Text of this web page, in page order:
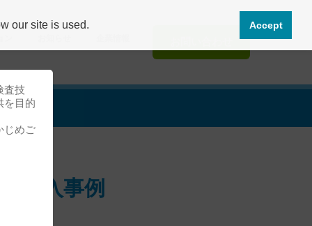
導入事例
査技
を目的
じめご
our site is used. Accept